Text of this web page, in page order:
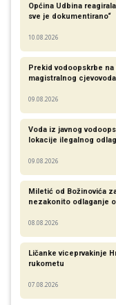
Općina Udbina
sve je dokumentirano“
10.08.2026
Prekid vodoopskrbe
magistralnog cjevovoda
09.08.2026
Voda iz javnog
lokacije ilegalnog
09.08.2026
Miletić od Božinovića
nezakonito odlaganje
08.08.2026
Ličanke viceprvakinje
rukometu
07.08.2026